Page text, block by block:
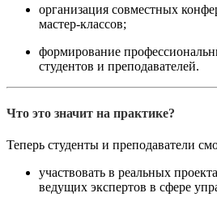
организация совместных
мастер-классов;
формирование
студентов и преподавателей.
Что это значит на практике?
Теперь студенты и преподаватели
участвовать в реальных
ведущих экспертов в сфере